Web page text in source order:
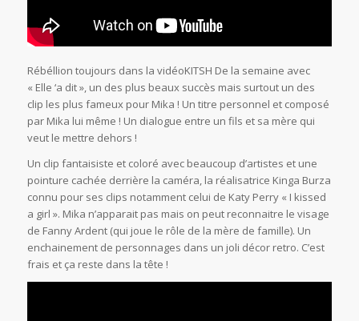
Rébéllion toujours dans la vidéoKITSH De la semaine avec
« Elle ‘a dit », un des plus beaux succès mais surtout un des
clip les plus fameux pour Mika ! Un titre personnel et composé
par Mika lui même ! Un dialogue entre un fils et sa mère qui
veut le mettre dehors !
Un clip fantaisiste et coloré avec beaucoup d’artistes et une
pointure cachée derrière la caméra, la réalisatrice Kinga Burza
connu pour ses clips notamment celui de Katy Perry « I kissed
a girl ». Mika n’apparait pas mais on peut reconnaitre le visage
de Fanny Ardent (qui joue le rôle de la mère de famille). Un
enchainement de personnages dans un joli décor retro. C’est
frais et ça reste dans la tête !